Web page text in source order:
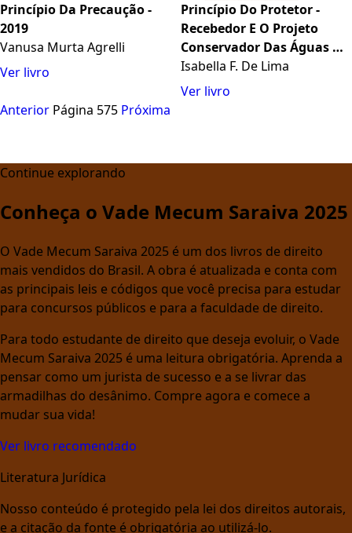
Princípio Da Precaução -
2019
Vanusa Murta Agrelli
Ver livro
Princípio Do Protetor -
Recebedor E O Projeto
Conservador Das Águas No
Município De Extrema/mg,
O - 2021
Isabella F. De Lima
Ver livro
Anterior Página 575 Próxima
Continue explorando
Conheça o Vade Mecum Saraiva 2025
O Vade Mecum Saraiva 2025 é um dos livros de direito
mais vendidos do Brasil. A obra é atualizada e conta com
as principais leis e códigos que você precisa para estudar
para concursos públicos e para a faculdade de direito.
Para todo estudante de direito que deseja evoluir, o Vade
Mecum Saraiva 2025 é uma leitura obrigatória. Aprenda a
pensar como um jurista de sucesso e a se livrar das
armadilhas do desânimo. Compre agora e comece a
mudar sua vida!
Ver livro recomendado
Literatura Jurídica
Nosso conteúdo é protegido pela lei dos direitos autorais,
e a citação da fonte é obrigatória ao utilizá-lo.